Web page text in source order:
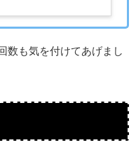
数も気を付けてあげまし